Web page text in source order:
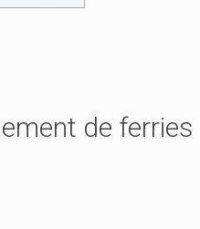
de ferries